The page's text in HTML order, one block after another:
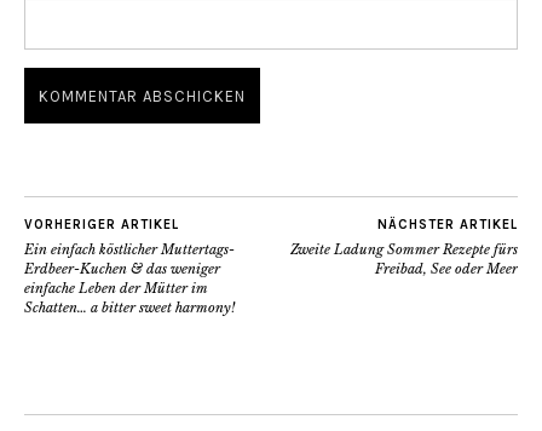
VORHERIGER ARTIKEL
Ein einfach köstlicher Muttertags-
Erdbeer-Kuchen & das weniger
einfache Leben der Mütter im
Schatten… a bitter sweet harmony!
NÄCHSTER ARTIKEL
Zweite Ladung Sommer Rezepte fürs
Freibad, See oder Meer